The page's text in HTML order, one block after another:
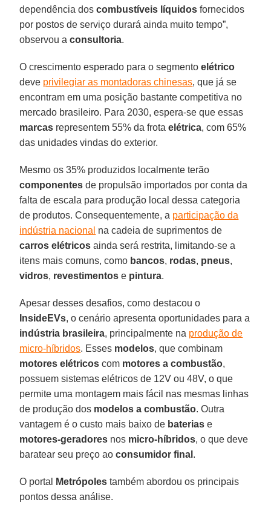
dependência doscombustíveis líquidos fornecidos
por postos de serviço durará ainda muito tempo”,
observou aconsultoria.
O crescimento esperado para o segmentoelétrico
deve privilegiar as montadoras chinesas, que já se
encontram em uma posição bastante competitiva no
mercado brasileiro. Para 2030, espera-se que essas
marcas representem 55% da frotaelétrica, com 65%
das unidades vindas do exterior.
Mesmo os 35% produzidos localmente terão
componentes de propulsão importados por conta da
falta de escala para produção local dessa categoria
de produtos. Consequentemente, a participação da
indústria nacional na cadeia de suprimentos de
carros elétricos ainda será restrita, limitando-se a
itens mais comuns, como bancos, rodas, pneus,
vidros, revestimentos e pintura.
Apesar desses desafios, como destacou o
InsideEVs, o cenário apresenta oportunidades para a
indústria brasileira, principalmente na produção de
micro-híbridos. Esses modelos, que combinam
motores elétricos com motores a combustão,
possuem sistemas elétricos de 12V ou 48V, o que
permite uma montagem mais fácil nas mesmas linhas
de produção dos modelos a combustão. Outra
vantagem é o custo mais baixo de baterias e
motores-geradores nos micro-híbridos, o que deve
baratear seu preço aoconsumidor final .
O portal Metrópoles também abordou os principais
pontos dessa análise.